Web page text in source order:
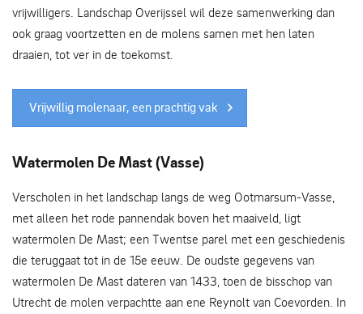
vrijwilligers. Landschap Overijssel wil deze samenwerking dan
ook graag voortzetten en de molens samen met hen laten
draaien, tot ver in de toekomst.
Vrijwillig molenaar, een prachtig vak
Watermolen De Mast (Vasse)
Verscholen in het landschap langs de weg Ootmarsum-Vasse,
met alleen het rode pannendak boven het maaiveld, ligt
watermolen De Mast; een Twentse parel met een geschiedenis
die teruggaat tot in de 15e eeuw. De oudste gegevens van
watermolen De Mast dateren van 1433, toen de bisschop van
Utrecht de molen verpachtte aan ene Reynolt van Coevorden. In